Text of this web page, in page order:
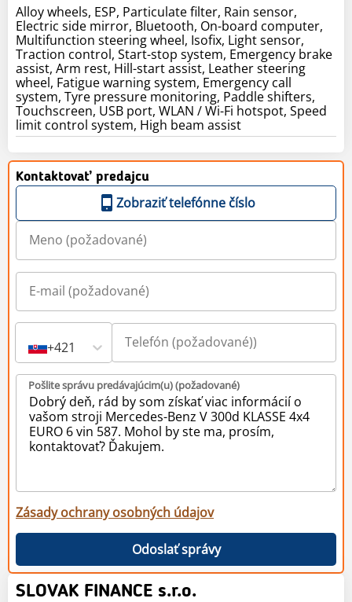
Alloy wheels, ESP, Particulate filter, Rain sensor,
Electric side mirror, Bluetooth, On-board computer,
Multifunction steering wheel, Isofix, Light sensor,
Traction control, Start-stop system, Emergency brake
assist, Arm rest, Hill-start assist, Leather steering
wheel, Fatigue warning system, Emergency call
system, Tyre pressure monitoring, Paddle shifters,
Touchscreen, USB port, WLAN / Wi-Fi hotspot, Speed
limit control system, High beam assist
Kontaktovať predajcu
Zobraziť telefónne číslo
+421
Pošlite správu predávajúcim(u) (požadované)
Zásady ochrany osobných údajov
Odoslať správy
SLOVAK FINANCE s.r.o.